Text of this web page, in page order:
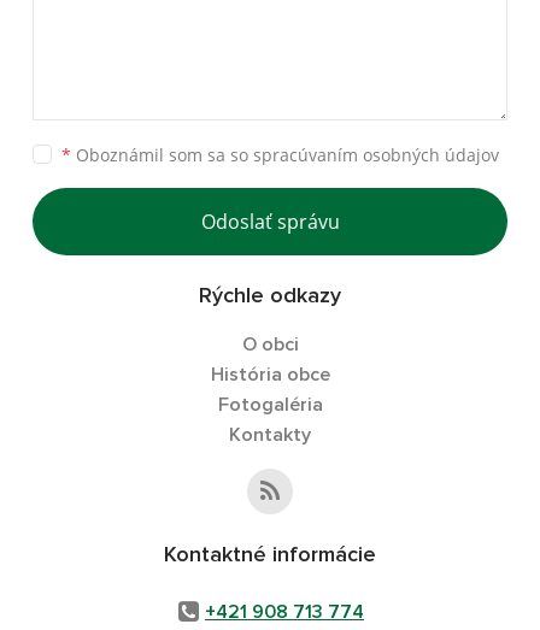
* Oboznámil som sa so spracúvaním osobných údajov
Odoslať správu
Rýchle odkazy
O obci
História obce
Fotogaléria
Kontakty
Kontaktné informácie
+421 908 713 774